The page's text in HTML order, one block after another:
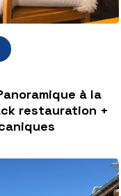
à la
restauration +